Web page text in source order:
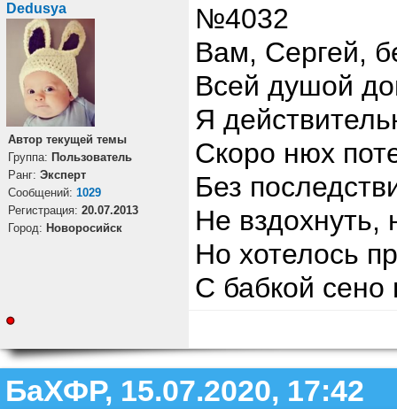
Dedusya
Автор текущей темы
Группа: Пользователь
Ранг: Эксперт
Cообщений: 1029
Регистрация: 20.07.2013
Город: Новоросийск
№4032
Вам, Сергей,
Всей душой
Я
Скоро нюх
Без
Не вздохнуть,
Но хотелось
С бабкой сено
БаХФР, 15.07.2020, 17:42